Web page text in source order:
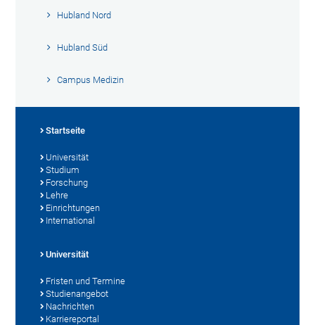
Hubland Nord
Hubland Süd
Campus Medizin
Startseite
Universität
Studium
Forschung
Lehre
Einrichtungen
International
Universität
Fristen und Termine
Studienangebot
Nachrichten
Karriereportal